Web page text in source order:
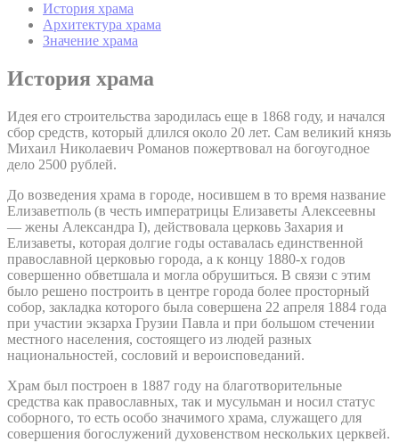
История храма
Архитектура храма
Значение храма
История храма
Идея его строительства зародилась еще в 1868 году, и начался
сбор средств, который длился около 20 лет. Сам великий князь
Михаил Николаевич Романов пожертвовал на богоугодное
дело 2500 рублей.
До возведения храма в городе, носившем в то время название
Елизаветполь (в честь императрицы Елизаветы Алексеевны
— жены Александра I), действовала церковь Захария и
Елизаветы, которая долгие годы оставалась единственной
православной церковью города, а к концу 1880-х годов
совершенно обветшала и могла обрушиться. В связи с этим
было решено построить в центре города более просторный
собор, закладка которого была совершена 22 апреля 1884 года
при участии экзарха Грузии Павла и при большом стечении
местного населения, состоящего из людей разных
национальностей, сословий и вероисповеданий.
Храм был построен в 1887 году на благотворительные
средства как православных, так и мусульман и носил статус
соборного, то есть особо значимого храма, служащего для
совершения богослужений духовенством нескольких церквей.